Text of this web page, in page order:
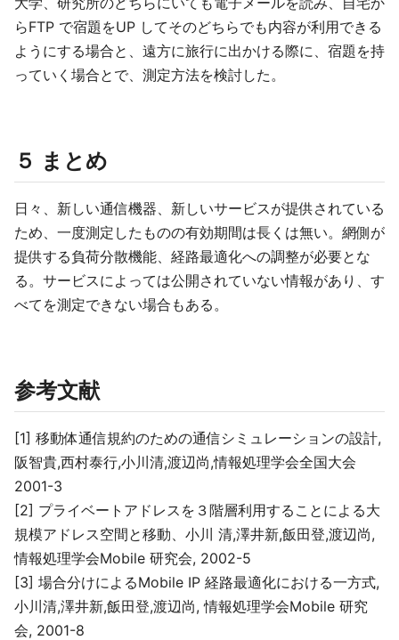
らFTP で宿題をUP してそのどちらでも内容が利用できる
ようにする場合と、遠方に旅行に出かける際に、宿題を持
っていく場合とで、測定方法を検討した。
５ まとめ
日々、新しい通信機器、新しいサービスが提供されている
ため、一度測定したものの有効期間は長くは無い。網側が
提供する負荷分散機能、経路最適化への調整が必要とな
る。サービスによっては公開されていない情報があり、す
べてを測定できない場合もある。
参考文献
[1] 移動体通信規約のための通信シミュレーションの設計,
阪智貴,西村泰行,小川清,渡辺尚,情報処理学会全国大会
2001-3
[2] プライベートアドレスを３階層利用することによる大
規模アドレス空間と移動、小川 清,澤井新,飯田登,渡辺尚,
情報処理学会Mobile 研究会, 2002-5
[3] 場合分けによるMobile IP 経路最適化における一方式,
小川清,澤井新,飯田登,渡辺尚, 情報処理学会Mobile 研究
会, 2001-8